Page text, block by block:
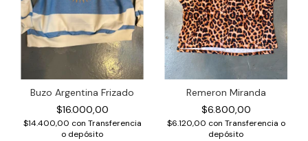
Buzo Argentina Frizado
$16.000,00
$14.400,00 con Transferencia
o depósito
Remeron Miranda
$6.800,00
$6.120,00 con Transferencia o
depósito